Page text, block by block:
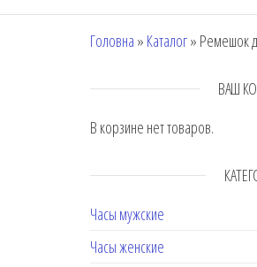
Головна » Каталог» Ремешок
ВАШ
В корзине нет товаров.
Часы мужские
Часы женские